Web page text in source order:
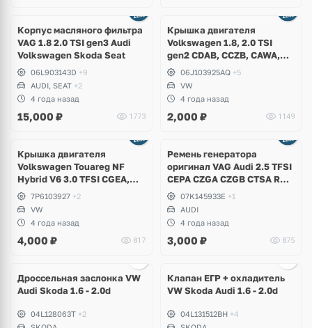
Корпус масляного фильтра
VAG 1.8 2.0 TSI gen3 Audi
Volkswagen Skoda Seat
06L903143D +9
AUDI, SEAT +2
4 года назад
15,000 ₽ 1773
Крышка двигателя
Volkswagen 1.8, 2.0 TSI
gen2 CDAB, CCZB, CAWA,
BZB, Volkswagen Tiguan,
Passat B6, B7, CC, Golf 6
GTI, Scirocco, Jetta
06J103925AQ +5
VW
4 года назад
2,000 ₽ 1149
Крышка двигателя
Volkswagen Touareg NF
Hybrid V6 3.0 TFSI CGEA,
CGFA 333 л.с.
7P6103927 +2
VW
4 года назад
4,000 ₽ 817
Ремень генератора
оригинал VAG Audi 2.5 TFSI
CEPA CZGA CZGB CTSA RS3,
RSQ3, TT RS 8J
07K145933E +1
AUDI
4 года назад
3,000 ₽ 875
Дроссельная заслонка VW
Audi Skoda 1.6 - 2.0d
04L128063T +2
Клапан ЕГР + охладитель
VW Skoda Audi 1.6 - 2.0d
04L131512BH +4